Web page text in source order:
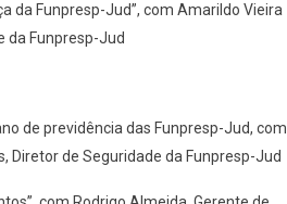
da Funpresp-Jud”, com Amarildo Vieira
da Funpresp-Jud
de previdência das Funpresp-Jud, com
Diretor de Seguridade da Funpresp-Jud